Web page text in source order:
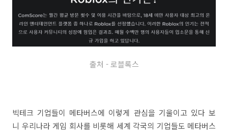
출처 - 로블록스
빅테크 기업들이 메타버스에 이렇게 관심을 기울이고 있다 보
니 우리나라 게임 회사를 비롯해 세계 각국의 기업들도 메타버스